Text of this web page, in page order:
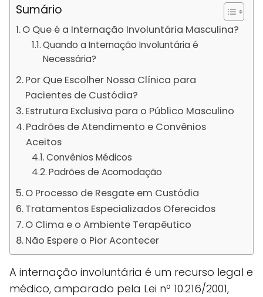
Sumário
O Que é a Internação Involuntária Masculina?
Quando a Internação Involuntária é
Necessária?
Por Que Escolher Nossa Clínica para
Pacientes de Custódia?
Estrutura Exclusiva para o Público Masculino
Padrões de Atendimento e Convênios
Aceitos
Convênios Médicos
Padrões de Acomodação
O Processo de Resgate em Custódia
Tratamentos Especializados Oferecidos
O Clima e o Ambiente Terapêutico
Não Espere o Pior Acontecer
A internação involuntária é um recurso legal e
médico, amparado pela Lei nº 10.216/2001,